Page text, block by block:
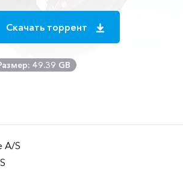
Скачать торрент
49.39 GB
A/S